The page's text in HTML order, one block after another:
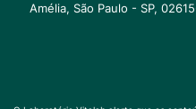
Amélia, São Paulo - SP,